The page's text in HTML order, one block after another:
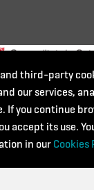
Powered by:
and third-party
our services,
If you continue
accept its use.
in our Cookies